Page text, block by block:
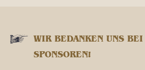
WIR BEDANKEN UNS BEI
SPONSOREN!